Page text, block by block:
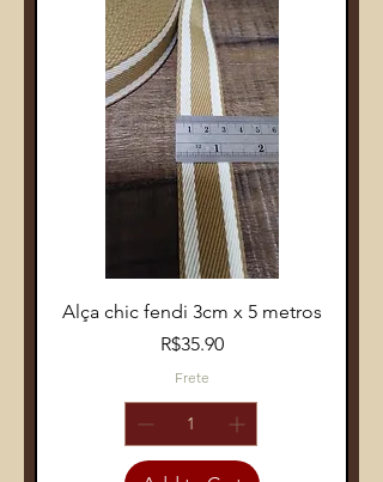
Alça chic fendi 3cm x 5 metros
Price
R$35.90
Frete